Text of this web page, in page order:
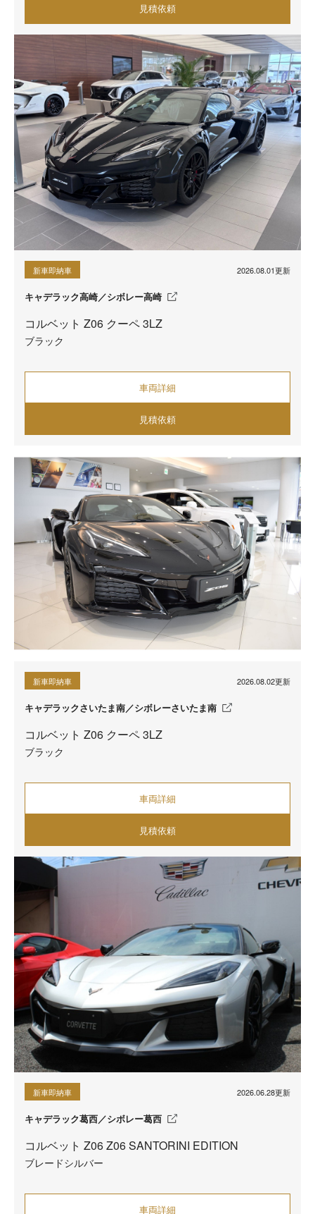
見積依頼
新車即納車 2026.08.01更新
キャデラック高崎／シボレー高崎
コルベット Z06 クーペ 3LZ
ブラック
車両詳細
見積依頼
新車即納車 2026.08.02更新
キャデラックさいたま南／シボレーさいたま南
コルベット Z06 クーペ 3LZ
ブラック
車両詳細
見積依頼
新車即納車 2026.06.28更新
キャデラック葛西／シボレー葛西
コルベット Z06 Z06 SANTORINI EDITION
ブレードシルバー
車両詳細